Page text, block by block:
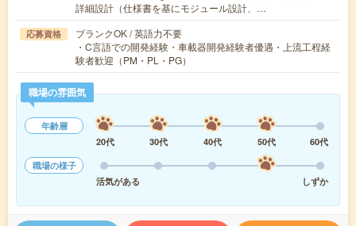
詳細設計（仕様書を基にモジュール設計、…
応募資格
ブランクOK / 英語力不要
・C言語での開発経験・車載器開発経験者優遇・上流工程経
験者歓迎（PM・PL・PG）
職場の雰囲気
年齢層
20代
30代 40代 50代
60代
職場の様子
活気がある
しずか